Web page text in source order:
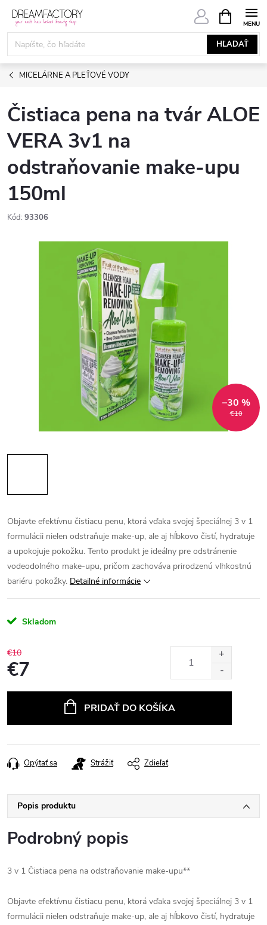
Prejsť
obsah
HĽADAŤ
KOŠÍK
MICELÁRNE A PLEŤOVÉ VODY
Čistiaca pena na tvár ALOE
VERA 3v1 na
odstraňovanie make-upu
150ml
Kód: 93306
€10
–30 %
Objavte efektívnu čistiacu penu, ktorá vďaka svojej špeciálnej 3 v 1
formulácii nielen odstraňuje make-up, ale aj hĺbkovo čistí, hydratuje
a upokojuje pokožku. Tento produkt je ideálny pre odstránenie
vodeodolného make-upu, pričom zachováva prirodzenú vlhkostnú
bariéru pokožky. Detailné informácie
Skladom
€10
€7
PRIDAŤ DO KOŠÍKA
Opýtať sa Strážiť Zdieľať
Popis produktu
Podrobný popis
3 v 1 Čistiaca pena na odstraňovanie make-upu**
Objavte efektívnu čistiacu penu, ktorá vďaka svojej špeciálnej 3 v 1
formulácii nielen odstraňuje make-up, ale aj hĺbkovo čistí, hydratuje